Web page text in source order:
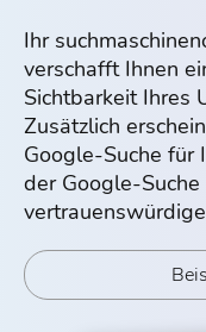
Ihr
verschafft Ihnen
Sichtbarkeit Ihres
Zusätzlich
Google-Suche für
der Google-